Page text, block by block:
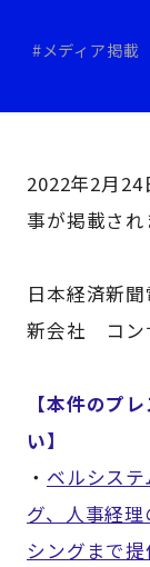
#メディア掲載
2022年2月
事が掲載され
日本経済新
新会社 コン
【本件のプ
い】
・ ベルシス
グ、人事経
シングまで